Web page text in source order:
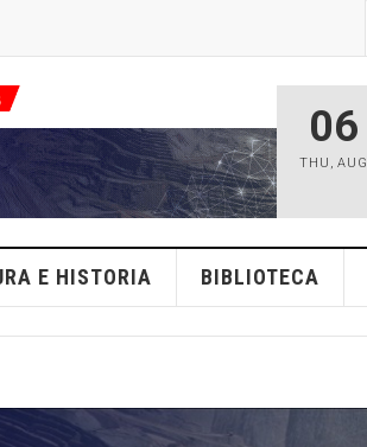
06
THU , AUG
E HISTORIA BIBLIOTECA